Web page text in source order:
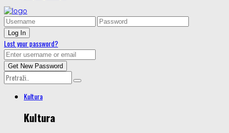
Lost your password?
Kultura
Kultura